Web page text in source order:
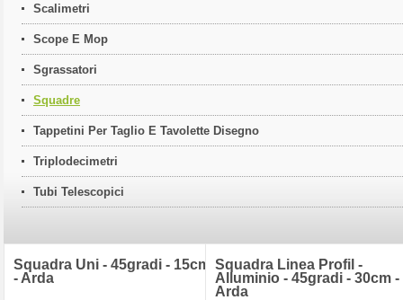
Scalimetri
Scope E Mop
Sgrassatori
Squadre
Tappetini Per Taglio E Tavolette Disegno
Triplodecimetri
Tubi Telescopici
Squadra Uni - 45gradi - 15cm
- Arda
Squadra Linea Profil -
Alluminio - 45gradi - 30cm -
Arda